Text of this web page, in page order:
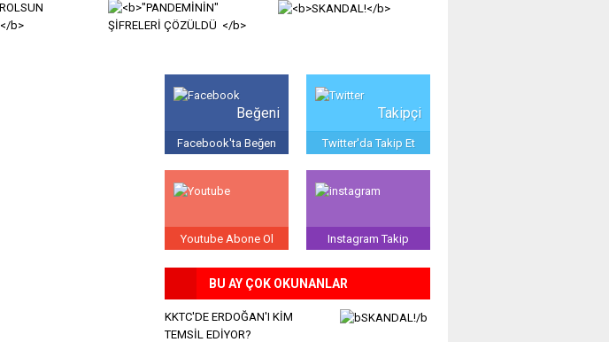
Beğeni
Facebook'ta Beğen
Takipçi
Twitter'da Takip Et
Youtube Abone Ol Instagram Takip
BU AY ÇOK OKUNANLAR
KKTC'DE ERDOĞAN'I KİM
TEMSİL EDİYOR?